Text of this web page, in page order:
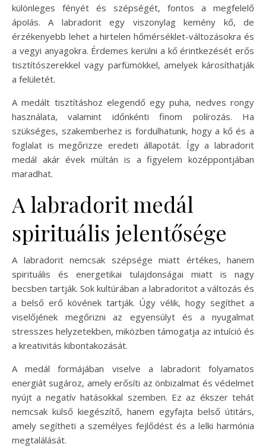
különleges fényét és szépségét, fontos a megfelelő
ápolás. A labradorit egy viszonylag kemény kő, de
érzékenyebb lehet a hirtelen hőmérséklet-változásokra és
a vegyi anyagokra. Érdemes kerülni a kő érintkezését erős
tisztítószerekkel vagy parfümökkel, amelyek károsíthatják
a felületét.
A medált tisztításhoz elegendő egy puha, nedves rongy
használata, valamint időnkénti finom polírozás. Ha
szükséges, szakemberhez is fordulhatunk, hogy a kő és a
foglalat is megőrizze eredeti állapotát. Így a labradorit
medál akár évek múltán is a figyelem középpontjában
maradhat.
A labradorit medál
spirituális jelentősége
A labradorit nemcsak szépsége miatt értékes, hanem
spirituális és energetikai tulajdonságai miatt is nagy
becsben tartják. Sok kultúrában a labradoritot a változás és
a belső erő kövének tartják. Úgy vélik, hogy segíthet a
viselőjének megőrizni az egyensúlyt és a nyugalmat
stresszes helyzetekben, miközben támogatja az intuíció és
a kreativitás kibontakozását.
A medál formájában viselve a labradorit folyamatos
energiát sugároz, amely erősíti az önbizalmat és védelmet
nyújt a negatív hatásokkal szemben. Ez az ékszer tehát
nemcsak külső kiegészítő, hanem egyfajta belső útitárs,
amely segítheti a személyes fejlődést és a lelki harmónia
megtalálását.